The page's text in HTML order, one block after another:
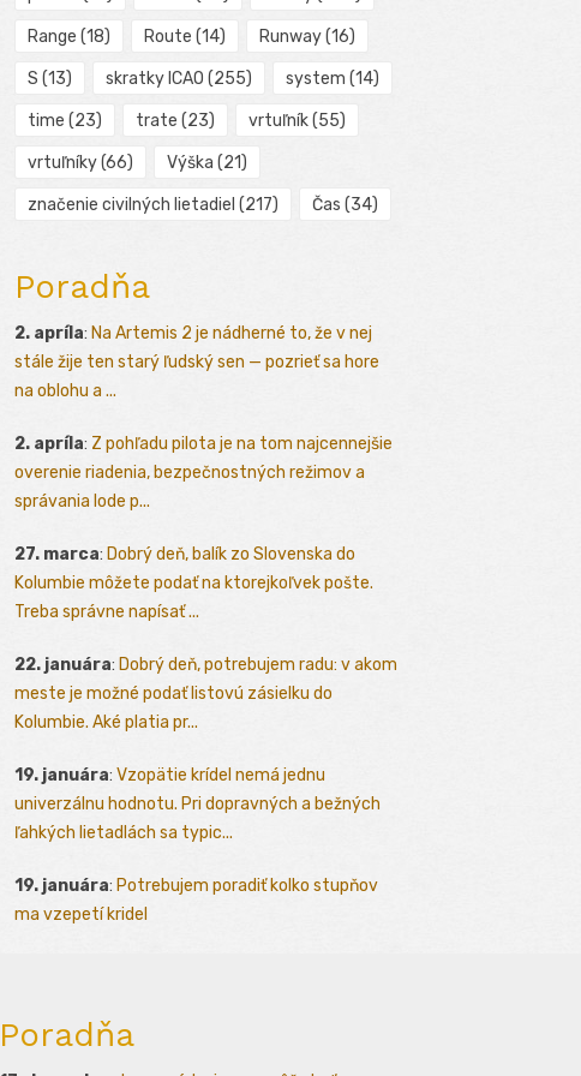
Range (18) Route (14) Runway(16)
S (13) skratky ICAO (255) system (14)
time (23) trate (23) vrtuľník(55)
vrtuľníky(66) Výška (21)
značenie civilných lietadiel (217) Čas (34)
Poradňa
2. apríla: Na Artemis 2 je nádherné to, že v nej
stále žije ten starý ľudský sen — pozrieť sa hore
na oblohu a ...
2. apríla: Z pohľadu pilota je na tom najcennejšie
overenie riadenia, bezpečnostných režimov a
správania lode p...
27. marca: Dobrý deň, balík zo Slovenska do
Kolumbie môžete podať na ktorejkoľvek pošte.
Treba správne napísať ...
22. januára: Dobrý deň, potrebujem radu: v akom
meste je možné podať listovú zásielku do
Kolumbie. Aké platia pr...
19. januára: Vzopätie krídel nemá jednu
univerzálnu hodnotu. Pri dopravných a bežných
ľahkých lietadlách sa typic...
19. januára: Potrebujem poradiť kolko stupňov
ma vzepetí kridel
Poradňa